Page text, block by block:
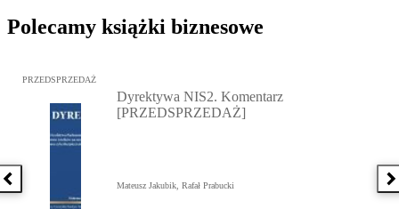
Polecamy książki biznesowe
Poprzednia książka
Przejdź do: Dyrektywa NIS2. Komentarz [PRZEDSPRZEDAŻ],
PRZEDSPRZEDAŻ
Dyrektywa NIS2. Komentarz
[PRZEDSPRZEDAŻ]
Mateusz Jakubik, Rafał Prabucki